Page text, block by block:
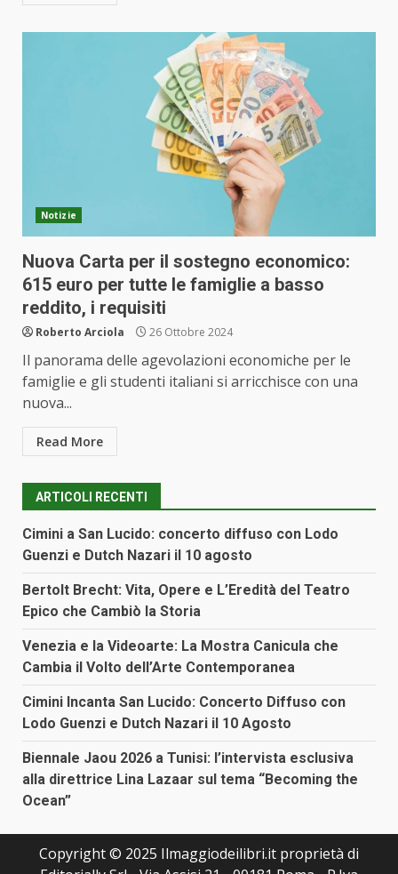
Notizie
Nuova Carta per il sostegno economico:
615 euro per tutte le famiglie a basso
reddito, i requisiti
Roberto Arciola 26 Ottobre 2024
Il panorama delle agevolazioni economiche per le
famiglie e gli studenti italiani si arricchisce con una
nuova...
Read More
ARTICOLI RECENTI
Cimini a San Lucido: concerto diffuso con Lodo
Guenzi e Dutch Nazari il 10 agosto
Bertolt Brecht: Vita, Opere e L’Eredità del Teatro
Epico che Cambiò la Storia
Venezia e la Videoarte: La Mostra Canicula che
Cambia il Volto dell’Arte Contemporanea
Cimini Incanta San Lucido: Concerto Diffuso con
Lodo Guenzi e Dutch Nazari il 10 Agosto
Biennale Jaou 2026 a Tunisi: l’intervista esclusiva
alla direttrice Lina Lazaar sul tema “Becoming the
Ocean”
Copyright © 2025 Ilmaggiodeilibri.it proprietà di